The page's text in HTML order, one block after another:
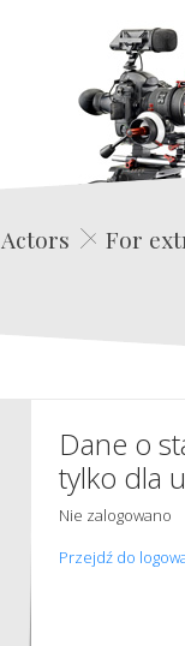
Actors For
Dane o
tylko dla
Nie zalogowano
Przejdź do